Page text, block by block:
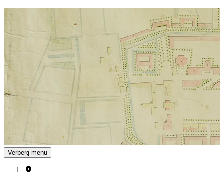
Drents Archief
Verberg menu